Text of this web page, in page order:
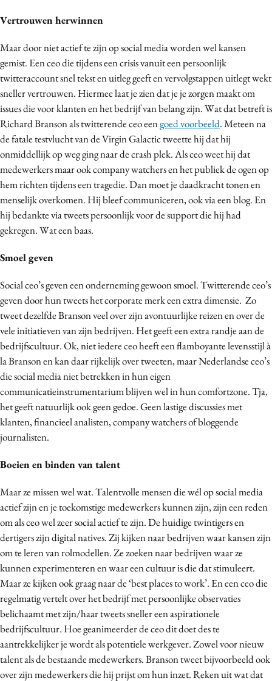
Vertrouwen herwinnen
Maar door niet actief te zijn op social media worden wel kansen
gemist. Een ceo die tijdens een crisis vanuit een persoonlijk
twitteraccount snel tekst en uitleg geeft en vervolgstappen uitlegt wekt
sneller vertrouwen. Hiermee laat je zien dat je je zorgen maakt om
issues die voor klanten en het bedrijf van belang zijn. Wat dat betreft is
Richard Branson als twitterende ceo eengoed voorbeeld. Meteen na
de fatale testvlucht van de Virgin Galactic tweette hij dat hij
onmiddellijk op weg ging naar de crash plek. Als ceo weet hij dat
medewerkers maar ook company watchers en het publiek de ogen op
hem richten tijdens een tragedie. Dan moet je daadkracht tonen en
menselijk overkomen. Hij bleef communiceren, ook via een blog. En
hij bedankte via tweets persoonlijk voor de support die hij had
gekregen. Wat een baas.
Smoel geven
Social ceo’s geven een onderneming gewoon smoel. Twitterende ceo’s
geven door hun tweets het corporate merk een extra dimensie. Zo
tweet dezelfde Branson veel over zijn avontuurlijke reizen en over de
vele initiatieven van zijn bedrijven. Het geeft een extra randje aan de
bedrijfscultuur. Ok, niet iedere ceo heeft een flamboyante levensstijl à
la Branson en kan daar rijkelijk over tweeten, maar Nederlandse ceo’s
die social media niet betrekken in hun eigen
communicatieinstrumentarium blijven wel in hun comfortzone. Tja,
het geeft natuurlijk ook geen gedoe. Geen lastige discussies met
klanten, financieel analisten, company watchers of bloggende
journalisten.
Boeien en binden van talent
Maar ze missen wel wat. Talentvolle mensen die wél op social media
actief zijn en je toekomstige medewerkers kunnen zijn, zijn een reden
om als ceo wel zeer social actief te zijn. De huidige twintigers en
dertigers zijn digital natives. Zij kijken naar bedrijven waar kansen zijn
om te leren van rolmodellen. Ze zoeken naar bedrijven waar ze
kunnen experimenteren en waar een cultuur is die dat stimuleert.
Maar ze kijken ook graag naar de ‘best places to work’. En een ceo die
regelmatig vertelt over het bedrijf met persoonlijke observaties
belichaamt met zijn/haar tweets sneller een aspirationele
bedrijfscultuur. Hoe geanimeerder de ceo dit doet des te
aantrekkelijker je wordt als potentiele werkgever. Zowel voor nieuw
talent als de bestaande medewerkers. Branson tweet bijvoorbeeld ook
over zijn medewerkers die hij prijst om hun inzet. Reken uit wat dat